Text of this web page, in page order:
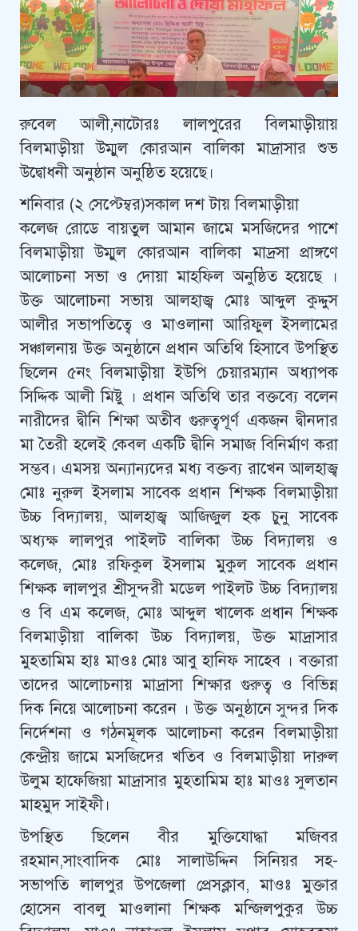
রুবেল আলী,নাটোরঃ লালপুরের বিলমাড়ীয়ায়
বিলমাড়ীয়া উম্মুল কোরআন বালিকা মাদ্রাসার শুভ
উদ্বোধনী অনুষ্ঠান অনুষ্ঠিত হয়েছে।
শনিবার (২ সেপ্টেম্বর)সকাল দশ টায় বিলমাড়ীয়া
কলেজ রোডে বায়তুল আমান জামে মসজিদের পাশে
বিলমাড়ীয়া উম্মুল কোরআন বালিকা মাদ্রসা প্রাঙ্গণে
আলোচনা সভা ও দোয়া মাহফিল অনুষ্ঠিত হয়েছে ।
উক্ত আলোচনা সভায় আলহাজ্ব মোঃ আব্দুল কুদ্দুস
আলীর সভাপতিত্বে ও মাওলানা আরিফুল ইসলামের
সঞ্চালনায় উক্ত অনুষ্ঠানে প্রধান অতিথি হিসাবে উপস্থিত
ছিলেন ৫নং বিলমাড়ীয়া ইউপি চেয়ারম্যান অধ্যাপক
সিদ্দিক আলী মিষ্টু । প্রধান অতিথি তার বক্তব্যে বলেন
নারীদের দ্বীনি শিক্ষা অতীব গুরুত্বপূর্ণ একজন দ্বীনদার
মা তৈরী হলেই কেবল একটি দ্বীনি সমাজ বিনির্মাণ করা
সম্ভব। এমসয় অন্যান্যদের মধ্য বক্তব্য রাখেন আলহাজ্ব
মোঃ নুরুল ইসলাম সাবেক প্রধান শিক্ষক বিলমাড়ীয়া
উচ্চ বিদ্যালয়, আলহাজ্ব আজিজুল হক চুনু সাবেক
অধ্যক্ষ লালপুর পাইলট বালিকা উচ্চ বিদ্যালয় ও
কলেজ, মোঃ রফিকুল ইসলাম মুকুল সাবেক প্রধান
শিক্ষক লালপুর শ্রীসুন্দরী মডেল পাইলট উচ্চ বিদ্যালয়
ও বি এম কলেজ, মোঃ আব্দুল খালেক প্রধান শিক্ষক
বিলমাড়ীয়া বালিকা উচ্চ বিদ্যালয়, উক্ত মাদ্রাসার
মুহতামিম হাঃ মাওঃ মোঃ আবু হানিফ সাহেব । বক্তারা
তাদের আলোচনায় মাদ্রাসা শিক্ষার গুরুত্ব ও বিভিন্ন
দিক নিয়ে আলোচনা করেন । উক্ত অনুষ্ঠানে সুন্দর দিক
নির্দেশনা ও গঠনমূলক আলোচনা করেন বিলমাড়ীয়া
কেন্দ্রীয় জামে মসজিদের খতিব ও বিলমাড়ীয়া দারুল
উলুম হাফেজিয়া মাদ্রাসার মুহতামিম হাঃ মাওঃ সুলতান
মাহমুদ সাইফী।
উপস্থিত ছিলেন বীর মুক্তিযোদ্ধা মজিবর
রহমান,সাংবাদিক মোঃ সালাউদ্দিন সিনিয়র সহ-
সভাপতি লালপুর উপজেলা প্রেসক্লাব, মাওঃ মুক্তার
হোসেন বাবলু মাওলানা শিক্ষক মন্জিলপুকুর উচ্চ